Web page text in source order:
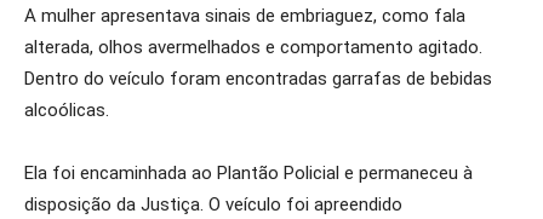
A mulher apresentava sinais de embriaguez, como fala
alterada, olhos avermelhados e comportamento agitado.
Dentro do veículo foram encontradas garrafas de bebidas
alcoólicas.
Ela foi encaminhada ao Plantão Policial e permaneceu à
disposição da Justiça. O veículo foi apreendido